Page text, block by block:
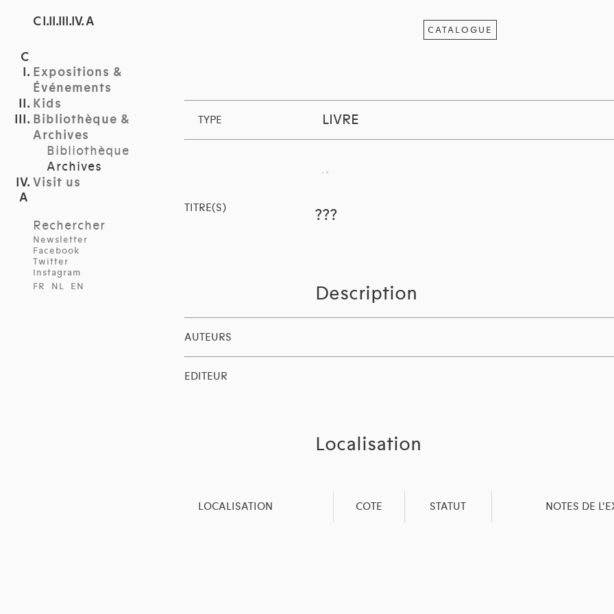
C I.II.III.IV. A
Expositions &
Événements
Kids
Bibliothèque &
Archives
Bibliothèque
Archives
Visit us
Rechercher
Newsletter
Facebook
Twitter
Instagram
FR
NL EN
CATALOGUE
TYPE LIVRE
TITRE(S) ???
Description
AUTEURS
EDITEUR
Localisation
LOCALISATION COTE STATUT NOTES DE